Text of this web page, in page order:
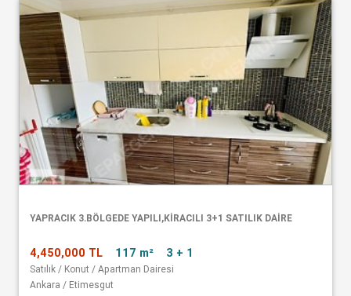
YAPRACIK 3.BÖLGEDE YAPILI,KİRACILI 3+1 SATILIK DAİRE
4,450,000 TL 117 m² 3 + 1
Satılık / Konut / Apartman Dairesi
Ankara / Etimesgut